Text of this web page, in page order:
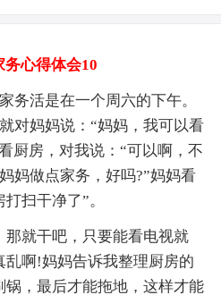
务心得体会10
活是在一个周六的下午。
对妈妈说：“妈妈，我可以看
厨房，对我说：“可以啊，不
妈做点家务，好吗?”妈妈看
扫干净了”。
就干吧，只要能看电视就
乱啊!妈妈告诉我整理厨房的
锅，最后才能拖地，这样才能